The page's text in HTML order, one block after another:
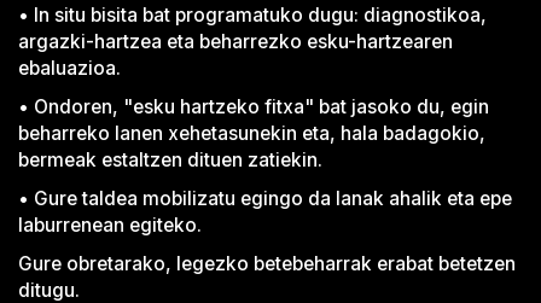
• In situ bisita bat programatuko dugu: diagnostikoa,
argazki-hartzea eta beharrezko esku-hartzearen
ebaluazioa.
• Ondoren, "esku hartzeko fitxa" bat jasoko du, egin
beharreko lanen xehetasunekin eta, hala badagokio,
bermeak estaltzen dituen zatiekin.
• Gure taldea mobilizatu egingo da lanak ahalik eta epe
laburrenean egiteko.
Gure obretarako, legezko betebeharrak erabat betetzen
ditugu.